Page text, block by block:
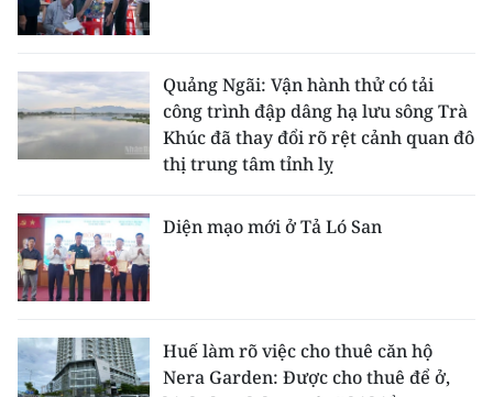
Quảng Ngãi: Vận hành thử có tải
công trình đập dâng hạ lưu sông Trà
Khúc đã thay đổi rõ rệt cảnh quan đô
thị trung tâm tỉnh lỵ
Diện mạo mới ở Tả Ló San
Huế làm rõ việc cho thuê căn hộ
Nera Garden: Được cho thuê để ở,